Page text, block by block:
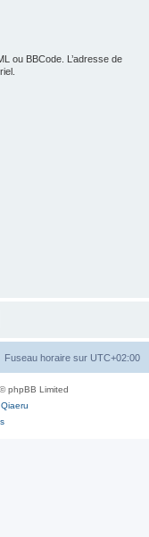
ou BBCode. L’adresse de
Fuseau horaire sur UTC+02:00
phpBB Limited
Qiaeru